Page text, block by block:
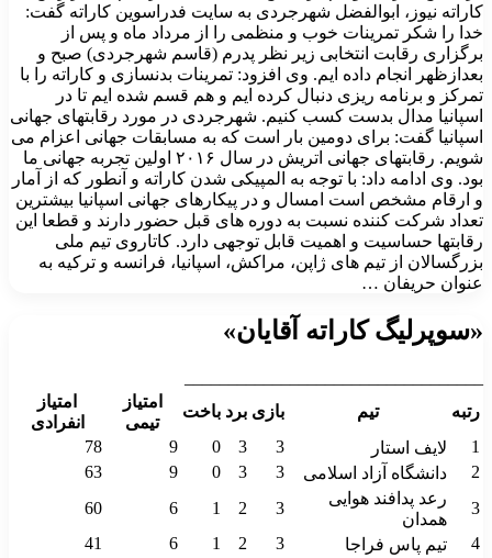
کاراته نیوز، ابوالفضل شهرجردی به سایت فدراسوین کاراته گفت:
خدا را شکر تمرینات خوب و منظمی را از مرداد ماه و پس از
برگزاری رقابت انتخابی زیر نظر پدرم (قاسم شهرجردی) صبح و
بعدازظهر انجام داده ایم. وی افزود: تمرینات بدنسازی و کاراته را با
تمرکز و برنامه ریزی دنبال کرده ایم و هم قسم شده ایم تا در
اسپانیا مدال بدست کسب کنیم. شهرجردی در مورد رقابتهای جهانی
اسپانیا گفت: برای دومین بار است که به مسابقات جهانی اعزام می
شویم. رقابتهای جهانی اتریش در سال ۲۰۱۶ اولین تجربه جهانی ما
بود. وی ادامه داد: با توجه به المپیکی شدن کاراته و آنطور که از آمار
و ارقام مشخص است امسال و در پیکارهای جهانی اسپانیا بیشترین
تعداد شرکت کننده نسبت به دوره های قبل حضور دارند و قطعا این
رقابتها حساسیت و اهمیت قابل توجهی دارد. کاتاروی تیم ملی
بزرگسالان از تیم های ژاپن، مراکش، اسپانیا، فرانسه و ترکیه به
عنوان حریفان …
«سوپرلیگ کاراته آقایان»
رتبه
تیم بازی برد باخت
امتیاز
تیمی
امتیاز
انفرادی
1
لایف استار 3
3
0
9
78
2
دانشگاه آزاد اسلامی 3
3
0
9
63
3
رعد پدافند هوایی
همدان
3
2
1
6
60
4
تیم پاس فراجا 3
2
1
6
41